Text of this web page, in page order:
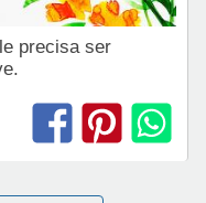
precisa ser